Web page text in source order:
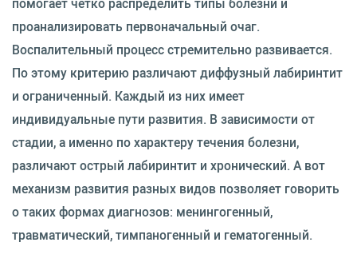
проанализировать первоначальный очаг.
Воспалительный процесс стремительно развивается.
По этому критерию различают диффузный лабиринтит
и ограниченный. Каждый из них имеет
индивидуальные пути развития. В зависимости от
стадии, а именно по характеру течения болезни,
различают острый лабиринтит и хронический. А вот
механизм развития разных видов позволяет говорить
о таких формах диагнозов: менингогенный,
травматический, тимпаногенный и гематогенный.